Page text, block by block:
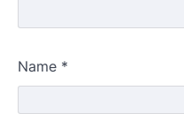
Name *